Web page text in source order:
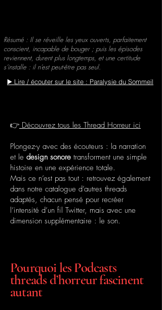
Résumé : Il se réveille les yeux ouverts, parfaitement
conscient, incapable de bouger ; puis les épisodes
reviennent, durent plus longtemps, et une certitude
s’installe : il n’est peut-être pas seul.
▶️ Lire / écouter sur le site : Paralysie du Sommeil
👉 Découvrez tous les Thread Horreur ici
Plongez-y avec des écouteurs : la narration
et le design sonore transforment une simple
histoire en une expérience totale.
Mais ce n’est pas tout : retrouvez également
dans notre catalogue d’autres threads
adaptés, chacun pensé pour recréer
l’intensité d’un fil Twitter, mais avec une
dimension supplémentaire : le son.
Pourquoi les Podcasts
threads d’horreur fascinent
autant